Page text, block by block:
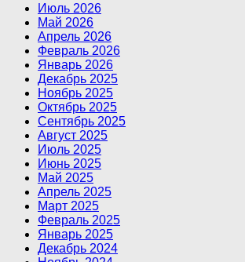
Июль 2026
Май 2026
Апрель 2026
Февраль 2026
Январь 2026
Декабрь 2025
Ноябрь 2025
Октябрь 2025
Сентябрь 2025
Август 2025
Июль 2025
Июнь 2025
Май 2025
Апрель 2025
Март 2025
Февраль 2025
Январь 2025
Декабрь 2024